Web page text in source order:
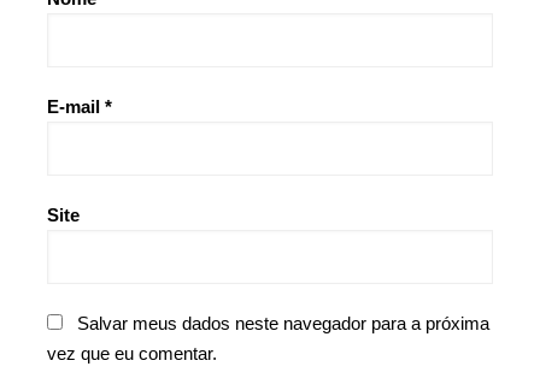
E-mail *
Site
Salvar meus dados neste navegador para a próxima
vez que eu comentar.